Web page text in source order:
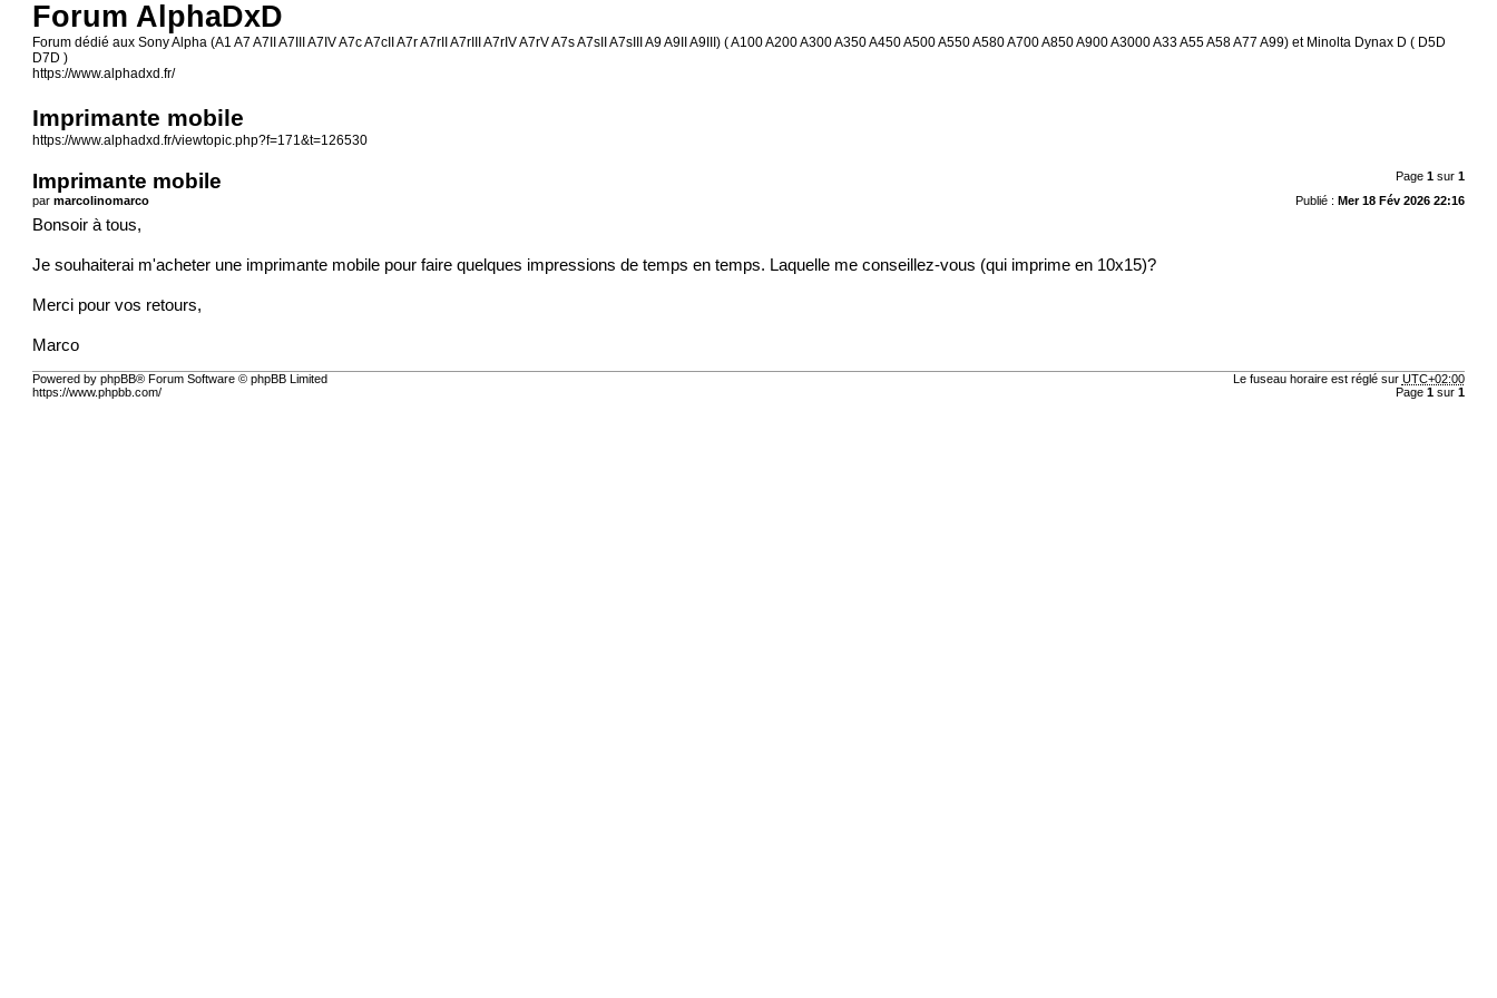
Forum AlphaDxD
Forum dédié aux Sony Alpha (A1 A7 A7II A7III A7IV A7c A7cII A7r A7rII A7rIII A7rIV A7rV A7s A7sII A7sIII A9 A9II A9III) ( A100 A200 A300 A350 A450 A500 A550 A580 A700 A850 A900 A3000 A33 A55 A58 A77 A99) et Minolta Dynax D ( D5D
D7D )
https://www.alphadxd.fr/
Imprimante mobile
https://www.alphadxd.fr/viewtopic.php?f=171&t=126530
Page 1sur 1
Imprimante mobile
Publié : Mer 18 Fév 2026 22:16
parmarcolinomarco
Bonsoir à tous,
Je souhaiterai m'acheter une imprimante mobile pour faire quelques impressions de temps en temps. Laquelle me conseillez-vous (qui imprime en 10x15)?
Merci pour vos retours,
Marco
Le fuseau horaire est réglé sur UTC+02:00
Page 1sur 1
Powered by phpBB® Forum Software © phpBB Limited
https://www.phpbb.com/